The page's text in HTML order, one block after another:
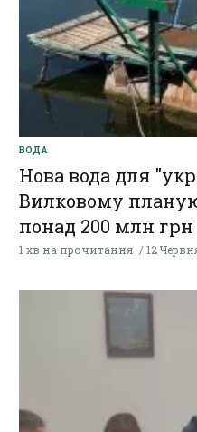
ВОДА
Нова вода для
Вилковому
понад 200 млн грн
1 хв на прочитання 12